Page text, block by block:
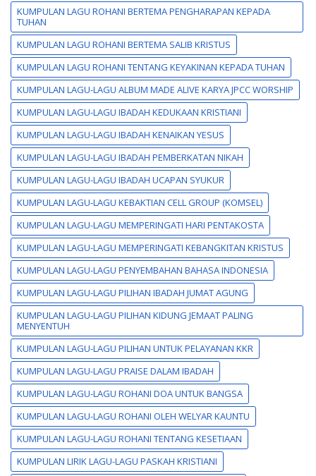
KUMPULAN LAGU ROHANI BERTEMA PENGHARAPAN KEPADA
TUHAN
KUMPULAN LAGU ROHANI BERTEMA SALIB KRISTUS
KUMPULAN LAGU ROHANI TENTANG KEYAKINAN KEPADA TUHAN
KUMPULAN LAGU-LAGU ALBUM MADE ALIVE KARYA JPCC WORSHIP
KUMPULAN LAGU-LAGU IBADAH KEDUKAAN KRISTIANI
KUMPULAN LAGU-LAGU IBADAH KENAIKAN YESUS
KUMPULAN LAGU-LAGU IBADAH PEMBERKATAN NIKAH
KUMPULAN LAGU-LAGU IBADAH UCAPAN SYUKUR
KUMPULAN LAGU-LAGU KEBAKTIAN CELL GROUP (KOMSEL)
KUMPULAN LAGU-LAGU MEMPERINGATI HARI PENTAKOSTA
KUMPULAN LAGU-LAGU MEMPERINGATI KEBANGKITAN KRISTUS
KUMPULAN LAGU-LAGU PENYEMBAHAN BAHASA INDONESIA
KUMPULAN LAGU-LAGU PILIHAN IBADAH JUMAT AGUNG
KUMPULAN LAGU-LAGU PILIHAN KIDUNG JEMAAT PALING
MENYENTUH
KUMPULAN LAGU-LAGU PILIHAN UNTUK PELAYANAN KKR
KUMPULAN LAGU-LAGU PRAISE DALAM IBADAH
KUMPULAN LAGU-LAGU ROHANI DOA UNTUK BANGSA
KUMPULAN LAGU-LAGU ROHANI OLEH WELYAR KAUNTU
KUMPULAN LAGU-LAGU ROHANI TENTANG KESETIAAN
KUMPULAN LIRIK LAGU-LAGU PASKAH KRISTIANI